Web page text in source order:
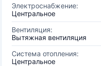
Электроснабжение:
Центральное
Вентиляция:
Вытяжная вентиляция
Система отопления:
Центральное